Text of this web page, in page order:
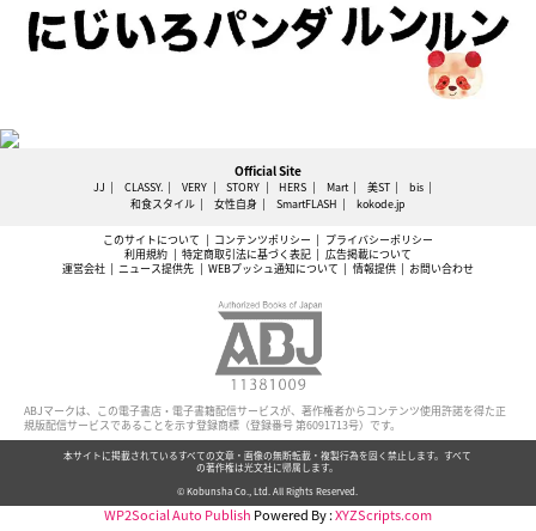
Official Site
JJ CLASSY. VERY STORY HERS Mart 美ST
bis
和食スタイル
女性自身 SmartFLASH kokode.jp
このサイトについて コンテンツポリシー
プライバシーポリシー
利用規約
特定商取引法に基づく表記
広告掲載について
運営会社
ニュース提供先 WEBプッシュ通知について 情報提供 お問い合わせ
ABJマークは、この電子書店・電子書籍配信サービスが、著作権者からコンテンツ使用許諾を得た正
規版配信サービスであることを示す登録商標（登録番号 第6091713号）です。
本サイトに掲載されているすべての文章・画像の無断転載・複製行為を固く禁止します。すべて
の著作権は光文社に帰属します。
© Kobunsha Co., Ltd. All Rights Reserved.
WP2Social Auto Publish Powered By :XYZScripts.com